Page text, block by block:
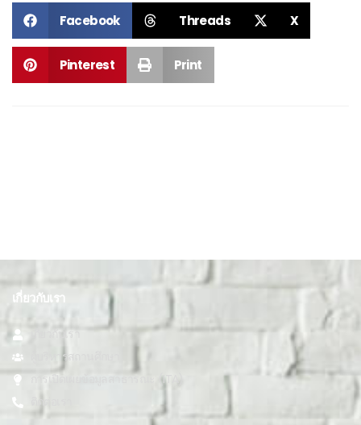
Facebook Threads X
Pinterest Print
เกี่ยวกับเรา
ผู้บริหารสถานศึกษา
การเปิดเผยข้อมูลสาธารณะ (ITA)